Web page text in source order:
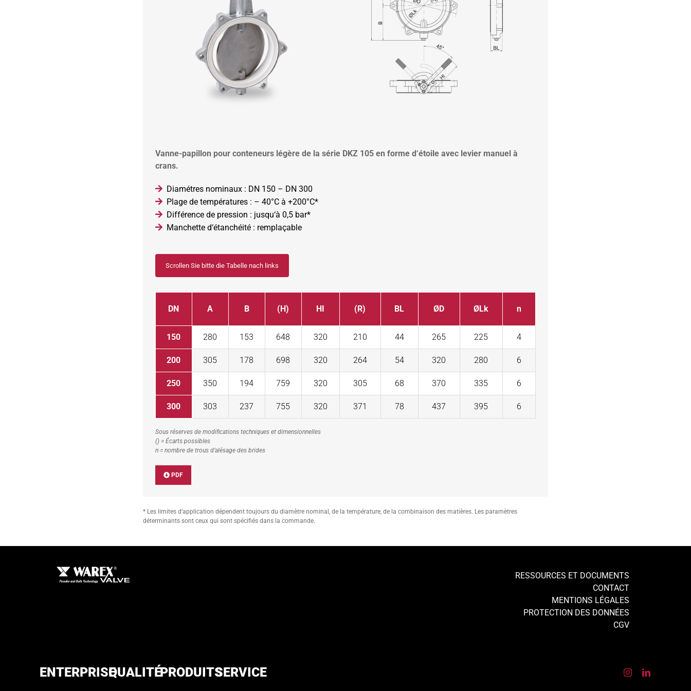
Vanne-papillon pour conteneurs légère de la série DKZ 105 en forme d‘étoile avec levier manuel à
crans.
Diamétres nominaux : DN 150 – DN 300
Plage de températures : – 40°C à +200°C*
Différence de pression : jusqu‘à 0,5 bar*
Manchette d‘étanchéité : remplaçable
Scrollen Sie bitte die Tabelle nach links
DN A B (H) HI (R) BL ØD ØLk n
150 280 153 648 320 210 44 265 225 4
200 305 178 698 320 264 54 320 280 6
250 350 194 759 320 305 68 370 335 6
300 303 237 755 320 371 78 437 395 6
Sous réserves de modifications techniques et dimensionnelles
() = Écarts possibles
n = nombre de trous d‘alésage des brides
PDF
* Les limites d‘application dépendent toujours du diamètre nominal, de la température, de la combinaison des matières. Les paramètres
déterminants sont ceux qui sont spécifiés dans la commande.
RESSOURCES ET DOCUMENTS
CONTACT
MENTIONS LÉGALES
PROTECTION DES DONNÉES
CGV
ENTERPRISEQUALITÉPRODUITSSERVICE